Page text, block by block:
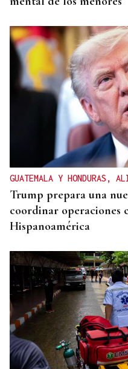
GUATEMALA Y HONDURAS,
Trump prepara una
coordinar operaciones
Hispanoamérica